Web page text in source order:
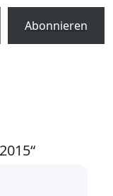
Abonnieren